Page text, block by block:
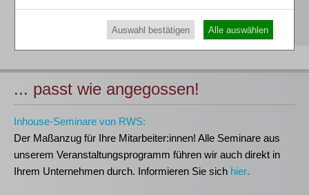
Teilnahmebescheinigungen gemäßGOI, § 15 FAO und
... passt wie angegossen!
Inhouse-Seminare von RWS:
Der Maßanzug für Ihre Mitarbeiter:innen! Alle Seminare aus
unserem Veranstaltungsprogramm führen wir auch direkt in
Ihrem Unternehmen durch. Informieren Sie sich hier.
Auswahl bestätigen Alle auswählen